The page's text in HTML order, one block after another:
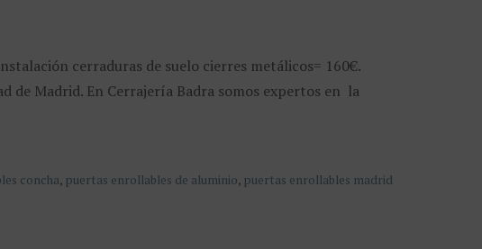
cerraduras de suelo cierres metálicos= 160€.
de Madrid. En Cerrajería Badra somos expertos en la
concha, puertas enrollables de aluminio, puertas enrollables madrid